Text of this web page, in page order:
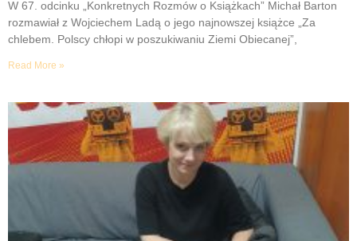
W 67. odcinku „Konkretnych Rozmów o Książkach” Michał Barton
rozmawiał z Wojciechem Ladą o jego najnowszej książce „Za
chlebem. Polscy chłopi w poszukiwaniu Ziemi Obiecanej”,
Read More »